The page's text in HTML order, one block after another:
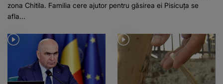
zona Chitila. Familia cere ajutor pentru găsirea ei Pisicuța se
afla...